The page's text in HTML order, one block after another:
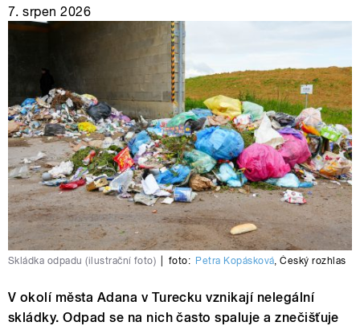
7. srpen 2026
Skládka odpadu (ilustrační foto) foto: Petra Kopásková,Český rozhlas
V okolí města Adana v Turecku vznikají nelegální
skládky. Odpad se na nich často spaluje a znečišťuje